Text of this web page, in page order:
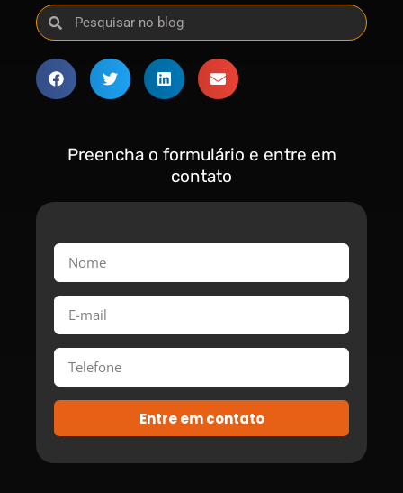
Preencha o formulário e entre em
contato
Entre em contato